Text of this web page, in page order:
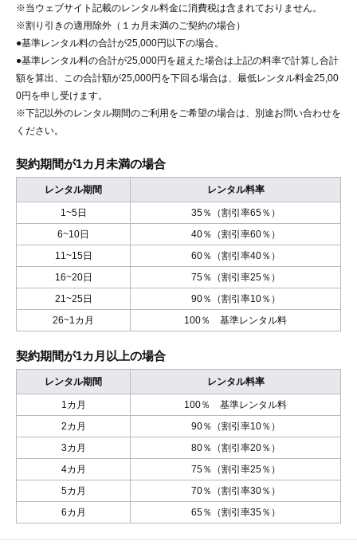
※当ウェブサイト記載のレンタル料金に消費税は含まれておりません。
※割り引きの適用除外（１カ月未満のご契約の場合）
●基準レンタル料の合計が25,000円以下の場合。
●基準レンタル料の合計が25,000円を超えた場合は上記の料率で計算し合計
額を算出、この合計額が25,000円を下回る場合は、最低レンタル料金25,00
0円を申し受けます。
※下記以外のレンタル期間のご利用をご希望の場合は、別途お問い合わせを
ください。
契約期間が1カ月未満の場合
レンタル期間 レンタル料率
1~5日
35％（割引率65％）
6~10日
40％（割引率60％）
11~15日
60％（割引率40％）
16~20日
75％（割引率25％）
21~25日
90％（割引率10％）
26~1カ月
100％ 基準レンタル料
契約期間が1カ月以上の場合
レンタル期間 レンタル料率
1カ月
100％ 基準レンタル料
2カ月
90％（割引率10％）
3カ月
80％（割引率20％）
4カ月
75％（割引率25％）
5カ月
70％（割引率30％）
6カ月
65％（割引率35％）